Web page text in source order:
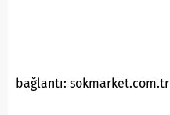
bağlantı: sokmarket.com.tr